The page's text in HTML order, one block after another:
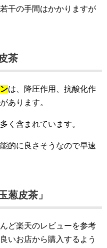
干の手間はかかりますが
茶
は、降圧作用、抗酸化作
あります。
く含まれています。
的に良さそうなので早速
葱皮茶」
ど楽天のレビューを参考
いお店から購入するよう